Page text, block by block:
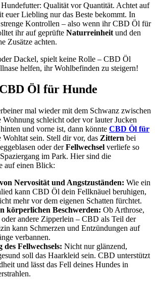
Qualität vor Quantität. Achtet auf
euer Liebling nur das Beste bekommt. In
strenge Kontrollen – also wenn ihr CBD Öl für
ihr auf geprüfte Naturreinheit und den
Zusätze achten.
Dackel, spielt keine Rolle – CBD Öl
helfen, ihr Wohlbefinden zu steigern!
Öl für Hunde
mal wieder mit dem Schwanz zwischen
Wohnung schleicht oder vor lauter Jucken
und vorne ist, dann könnte CBD Öl für
Wohltat sein. Stell dir vor, das Zittern bei
oder derFellwechsel verliefe so
im Park. Hier sind die
auf einen Blick:
Nervosität und Angstzuständen: Wie ein
kann CBD Öl dein Fellknäuel beruhigen,
mehr vor dem eigenen Schatten fürchtet.
körperlichen Beschwerden: Ob Arthrose,
andere Zipperlein – CBD als Teil der
kann Schmerzen und Entzündungen auf
verbannen.
Fellwechsels: Nicht nur glänzend,
soll das Haarkleid sein. CBD unterstützt
und lässt das Fell deines Hundes in